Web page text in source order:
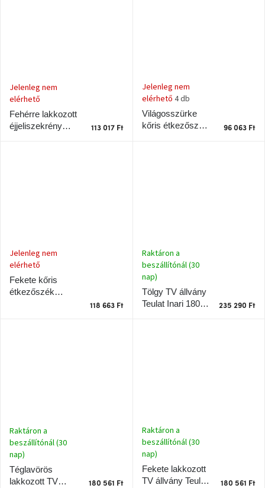
Fehérre lakkozott
éjjeliszekrény
Jelenleg nem
elérhető
113 017 Ft
Világosszürke
kőris étkezőszék
Jelenleg nem
elérhető 4 db
96 063 Ft
Fekete kőris
étkezőszék
Jelenleg nem
elérhető
118 663 Ft
Tölgy TV állvány
Teulat Inari 180 x
Raktáron a
beszállítónál (30
nap)
235 290 Ft
Téglavörös
lakkozott TV
Raktáron a
beszállítónál (30
nap)
180 561 Ft
Fekete lakkozott
TV állvány Teulat
Raktáron a
beszállítónál (30
nap)
180 561 Ft